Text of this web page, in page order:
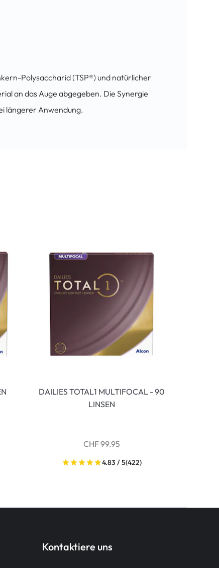
Polysaccharid (TSP®) und natürlicher
an das Auge abgegeben. Die Synergie
längerer Anwendung.
DAILIES TOTAL1 MULTIFOCAL - 90
LINSEN
CHF 99.95
4.83 / 5(422)
Kontaktiere uns